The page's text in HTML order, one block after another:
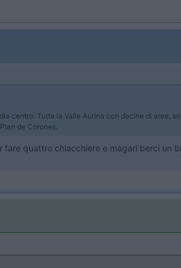
centro. Tutta la Valle Aurina con decine di aree,
de Corones.
quattro chiacchiere e magari berci un